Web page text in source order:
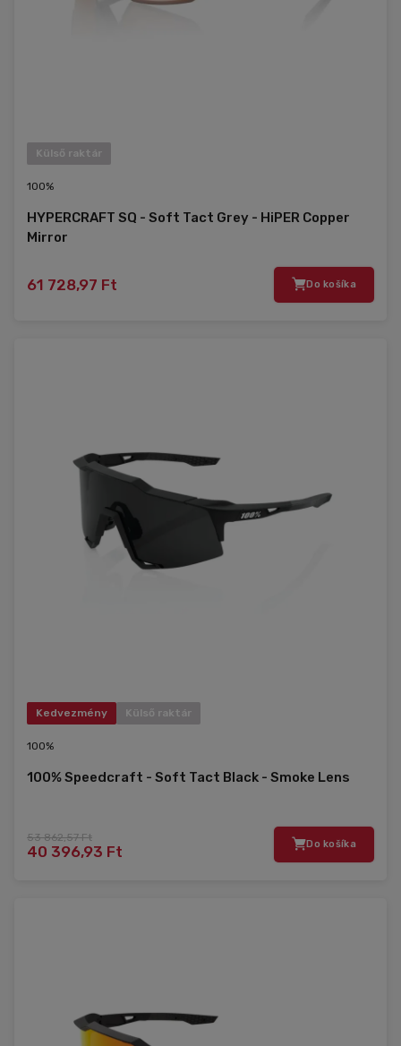
Külső raktár
100%
HYPERCRAFT SQ - Soft Tact Grey - HiPER Copper
Mirror
61 728,97 Ft Do košíka
Kedvezmény Külső raktár
100%
100% Speedcraft - Soft Tact Black - Smoke Lens
53 862,57 Ft
40 396,93 Ft Do košíka